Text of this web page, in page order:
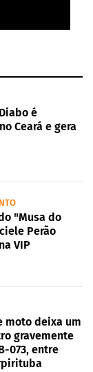
é
Ceará e gera
"Musa do
Perão
VIP
moto deixa um
gravemente
073, entre